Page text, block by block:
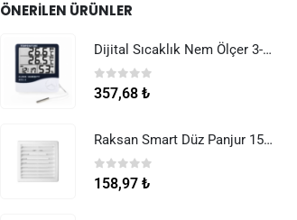
ÖNERILEN ÜRÜNLER
Dijital Sıcaklık Nem Ölçer 3-1 Sensör Kablolu
05 üzerinden
357,68 ₺
Raksan Smart Düz Panjur 150 mm Sinek Telli
0 5 üzerinden
158,97 ₺